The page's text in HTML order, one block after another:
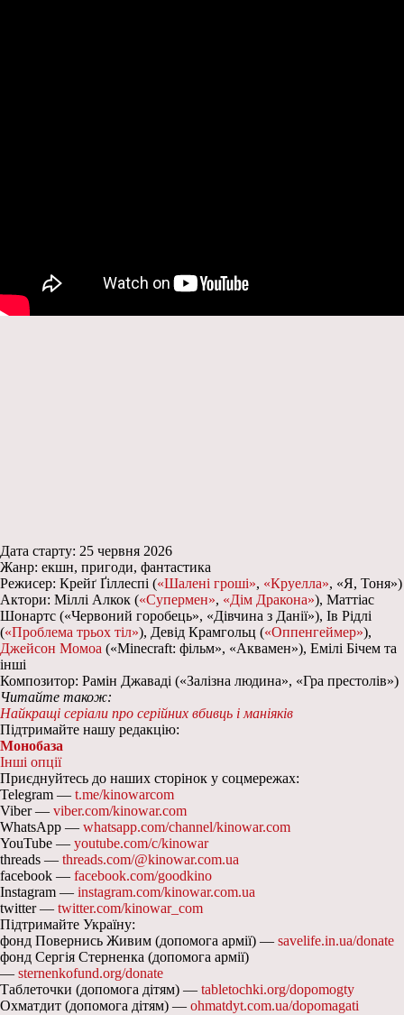
Дата старту: 25 червня 2026
Жанр: екшн, пригоди, фантастика
Режисер: Крейґ Ґіллеспі («Шалені гроші», «Круелла», «Я, Тоня»)
Актори: Міллі Алкок («Супермен», «Дім Дракона»), Маттіас
Шонартс («Червоний горобець», «Дівчина з Данії»), Ів Рідлі
(«Проблема трьох тіл»), Девід Крамгольц («Оппенгеймер»),
Джейсон Момоа («Minecraft: фільм», «Аквамен»), Емілі Бічем та
інші
Композитор: Рамін Джаваді («Залізна людина», «Гра престолів»)
Читайте також:
Найкращі серіали про серійних вбивць і маніяків
Підтримайте нашу редакцію:
Монобаза
Інші опції
Приєднуйтесь до наших сторінок у соцмережах:
Telegram — t.me/kinowarcom
Viber — viber.com/kinowar.com
WhatsApp — whatsapp.com/channel/kinowar.com
YouTube — youtube.com/c/kinowar
threads — threads.com/@kinowar.com.ua
facebook — facebook.com/goodkino
Instagram — instagram.com/kinowar.com.ua
twitter — twitter.com/kinowar_com
Підтримайте Україну:
фонд Повернись Живим (допомога армії) — savelife.in.ua/donate
фонд Сергія Стерненка (допомога армії)
— sternenkofund.org/donate
Таблеточки (допомога дітям) — tabletochki.org/dopomogty
Охматдит (допомога дітям) — ohmatdyt.com.ua/dopomagati